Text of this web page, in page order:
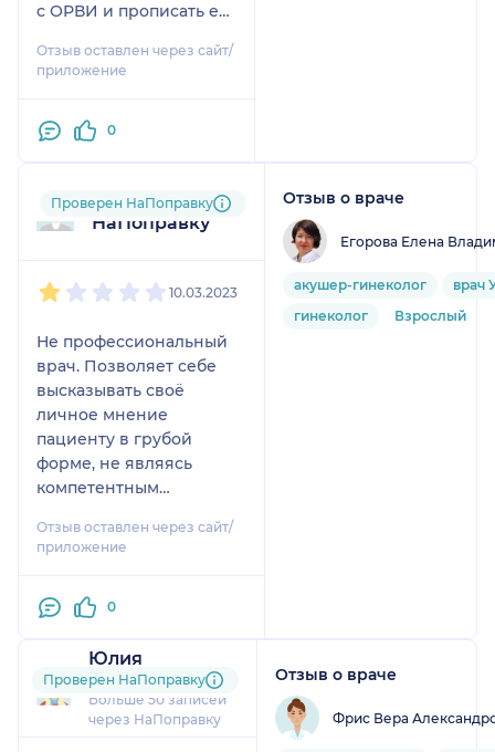
с ОРВИ и прописать ей
отношение, ноги моей
не будет у такого
Максимально не
Отзыв оставлен через сайт/
приложение
0
Пользователь
НаПоправку
Проверен НаПоправку
10.03.2023
Не профессиональный
врач. Позволяет себе
высказывать своё
личное мнение
пациенту в грубой
форме, не являясь
компетентным
вопросе. Довела до слез
беременную.
Отзыв оставлен через сайт/
приложение
0
Отзыв о враче
Егорова Елена
акушер-гинеколог
врач
гинеколог
Взрослый
Юлия
12 отзывови1 оценка
Больше 50 записей
через НаПоправку
Проверен НаПоправку Отзыв о враче
Фрис Вера